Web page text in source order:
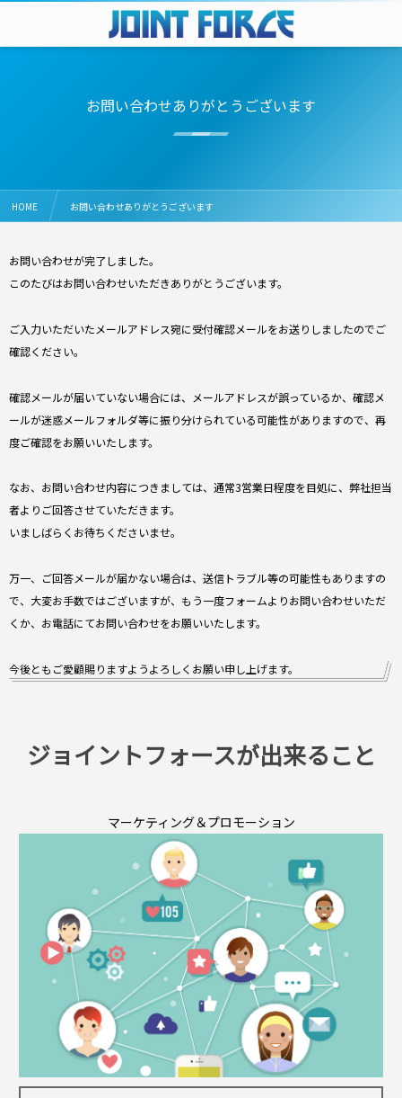
お問い合わせありがとうございます
HOME お問い合わせありがとうございます
お問い合わせが完了しました。
このたびはお問い合わせいただきありがとうございます。
ご入力いただいたメールアドレス宛に受付確認メールをお送りしましたのでご
確認ください。
確認メールが届いていない場合には、メールアドレスが誤っているか、確認メ
ールが迷惑メールフォルダ等に振り分けられている可能性がありますので、再
度ご確認をお願いいたします。
なお、お問い合わせ内容につきましては、通常3営業日程度を目処に、弊社担当
者よりご回答させていただきます。
いましばらくお待ちくださいませ。
万一、ご回答メールが届かない場合は、送信トラブル等の可能性もありますの
で、大変お手数ではございますが、もう一度フォームよりお問い合わせいただ
くか、お電話にてお問い合わせをお願いいたします。
今後ともご愛顧賜りますようよろしくお願い申し上げます。
ジョイントフォースが出来ること
マーケティング＆プロモーション